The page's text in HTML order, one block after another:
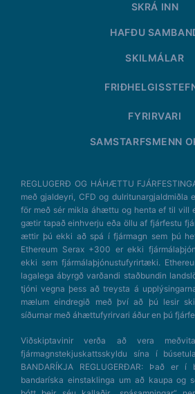
SKRÁ INN
HAFÐU
SKILMÁLAR
FYRIRVARI
SAMSTARFSMENN
REGLUGERÐ OG HÁHÆTTU
með gjaldeyri, CFD og dulritunargjaldmiðla
för með sér mikla áhættu og henta ef til vill
gætir tapað einhverju eða öllu af fjárfestu
ættir þú ekki að spá í fjármagn sem þú
Ethereum Serax +300 er ekki
ekki sem fjármálaþjónustufyrirtæki.
lagalega ábyrgð varðandi staðbundin
tjóni vegna þess að treysta á
mælum eindregið með því að þú lesir
síðurnar með áhættufyrirvari áður en þú
Viðskiptavinir verða að vera
fjármagnstekjuskattsskyldu sína í
BANDARÍKJA REGLUGERÐAR: Það
bandaríska einstaklinga um að kaupa og